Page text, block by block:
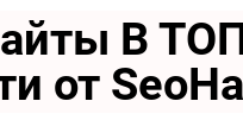
В
от